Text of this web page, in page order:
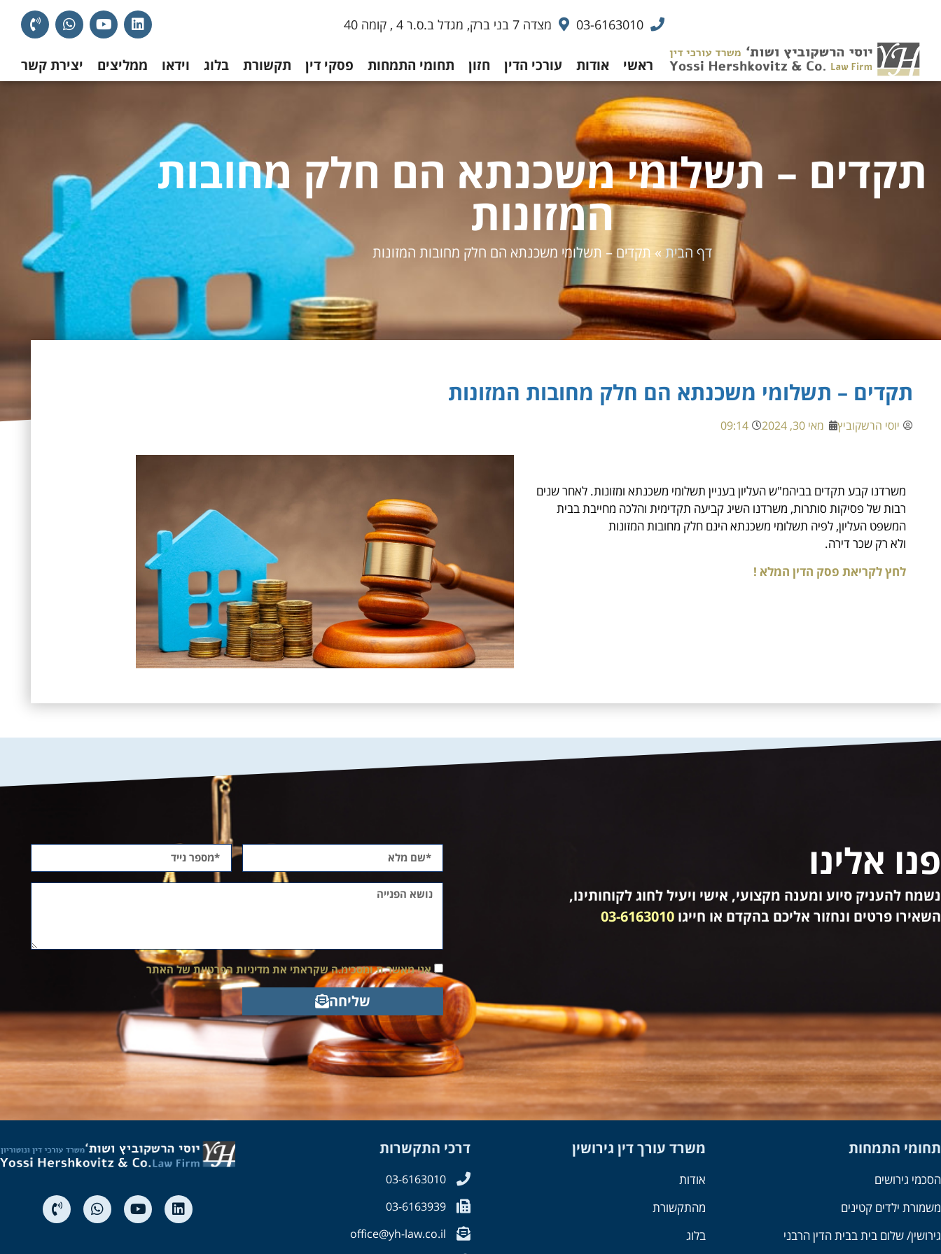
03-6163010 מצדה 7 בני ברק, מגדל ב.ס.ר 4 , קומה 40
ראשי אודות עורכי הדין חזון תחומי התמחות פסקי דין תקשורת בלוג וידאו ממליצים יצירת קשר
תקדים – תשלומי משכנתא הם חלק מחובות
המזונות
דף הבית » תקדים – תשלומי משכנתא הם חלק מחובות המזונות
תקדים – תשלומי משכנתא הם חלק מחובות המזונות
יוסי הרשקוביץ מאי 30, 2024 09:14
משרדנו קבע תקדים בביהמ"ש העליון בעניין תשלומי משכנתא ומזונות. לאחר שנים
רבות של פסיקות סותרות, משרדנו השיג קביעה תקדימית והלכה מחייבת בבית
המשפט העליון, לפיה תשלומי משכנתא הינם חלק מחובות המזונות
ולא רק שכר דירה.
לחץ לקריאת פסק הדין המלא !
פנו אלינו
נשמח להעניק סיוע ומענה מקצועי, אישי ויעיל לחוג לקוחותינו,
השאירו פרטים ונחזור אליכם בהקדם או חייגו 03-6163010
אני מאשר.ת ומסכימ.ה שקראתי את מדיניות הפרטיות של האתר
שליחה
תחומי התמחות
הסכמי גירושים
משמורת ילדים קטינים
גירושין/ שלום בית בבית הדין הרבני
משרד עורך דין גירושין
אודות
מהתקשורת
בלוג
דרכי התקשרות
03-6163010
03-6163939
office@yh-law.co.il